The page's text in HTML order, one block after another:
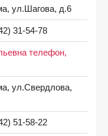
ул.Шагова, д.6
31-54-78
телефон,
ул.Свердлова,
51-58-22